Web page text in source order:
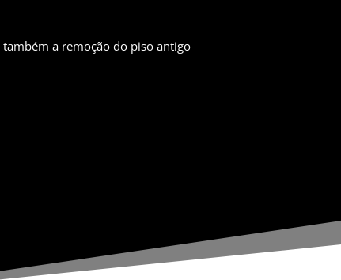
também a remoção do piso antigo